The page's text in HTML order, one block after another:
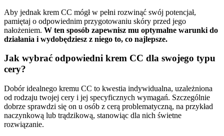
Aby jednak krem CC mógł w pełni rozwinąć swój potencjał,
pamiętaj o odpowiednim przygotowaniu skóry przed jego
nałożeniem. W ten sposób zapewnisz mu optymalne warunki do
działania i wydobędziesz z niego to, co najlepsze.
Jak wybrać odpowiedni krem CC dla swojego typu
cery?
Dobór idealnego kremu CC to kwestia indywidualna, uzależniona
od rodzaju twojej cery i jej specyficznych wymagań. Szczególnie
dobrze sprawdzi się on u osób z cerą problematyczną, na przykład
naczynkową lub trądzikową, stanowiąc dla nich świetne
rozwiązanie.